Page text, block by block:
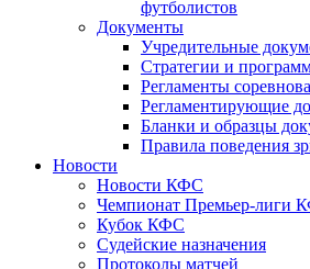
футболистов
Документы
Учредительные
Стратегии и
Регламенты
Регламентирующие
Бланки и образцы
Правила поведения
Новости
Новости КФС
Чемпионат Премьер-лиги
Кубок КФС
Судейские назначения
Протоколы матчей